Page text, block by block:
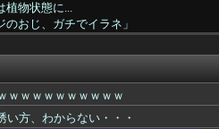
植物状態に...
おじ、ガチでイラネ」
ろ…」と思った奴あげてけ
ぜ🍄💦
来たので逃げようとするも眼鏡...
ｗｗｗ
になるもお構いなしｗｗｗｗ...
ｗｗｗｗｗｗｗｗｗ
い方、わからない・・・